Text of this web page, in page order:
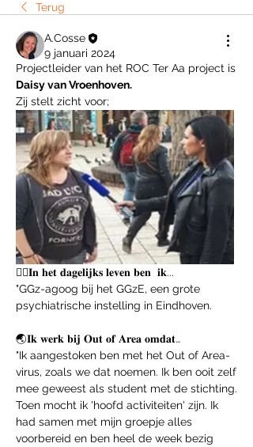
Terug
A.Cosse
9 januari 2024
Daisy van Vroenhoven.
Zij stelt zicht voor;
🕵‍♂𝐈𝐧 𝐡𝐞𝐭 𝐝𝐚𝐠𝐞𝐥𝐢𝐣𝐤𝐬 𝐥𝐞𝐯𝐞𝐧 𝐛𝐞𝐧  𝐢𝐤...
"GGz-agoog bij het GGzE, een grote
psychiatrische instelling in Eindhoven.
🌏𝐈𝐤 𝐰𝐞𝐫𝐤 𝐛𝐢𝐣 𝐎𝐮𝐭 𝐨𝐟 𝐀𝐫𝐞𝐚 𝐨𝐦𝐝𝐚𝐭…
"Ik aangestoken ben met het Out of Area-
virus, zoals we dat noemen. Ik ben ooit zelf
mee geweest als student met de stichting.
Toen mocht ik 'hoofd activiteiten' zijn. Ik
had samen met mijn groepje alles
voorbereid en ben heel de week bezig